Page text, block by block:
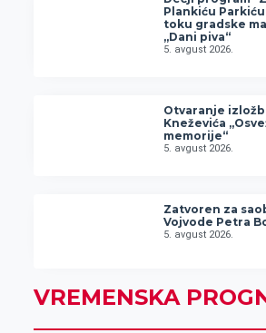
Plankiću
toku gradske
„Dani piva“
5. avgust 2026.
Otvaranje
Kneževića
memorije“
5. avgust 2026.
Zatvoren za
Vojvode Petra
5. avgust 2026.
VREMENSKA